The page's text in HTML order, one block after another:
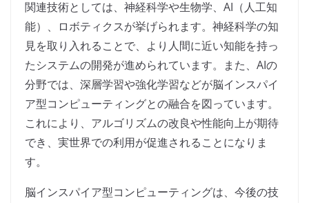
関連技術としては、神経科学や生物学、AI（人工知
能）、ロボティクスが挙げられます。神経科学の知
見を取り入れることで、より人間に近い知能を持っ
たシステムの開発が進められています。また、AIの
分野では、深層学習や強化学習などが脳インスパイ
ア型コンピューティングとの融合を図っています。
これにより、アルゴリズムの改良や性能向上が期待
でき、実世界での利用が促進されることになりま
す。
脳インスパイア型コンピューティングは、今後の技